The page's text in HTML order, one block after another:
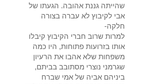
שהייתה גננת אהובה. הגעתו של
אבי לקיבוץ לא עברה בצורה
חלקה-
למרות שרוב חברי הקיבוץ קיבלו
אותו בזרועות פתוחות, היו כמה
משפחות שלא אהבו את הרעיון
שגרמני נוצרי מסתובב בביתם,
ביניהם אביה של אמי שברח